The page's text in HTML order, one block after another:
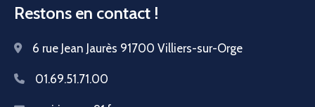
Restons en contact !
6 rue Jean Jaurès 91700 Villiers-sur-Orge
01.69.51.71.00